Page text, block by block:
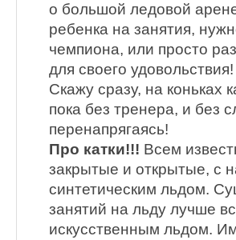
о большой ледовой
ребенка на занятия,
чемпиона, или просто
для своего удовольствия!
Скажу сразу, на коньках
пока без тренера, и без
перенапрягаясь!
Про катки!!! Всем
закрытые и открытые, с
синтетическим льдом.
занятий на льду лучше
искусственным льдом.